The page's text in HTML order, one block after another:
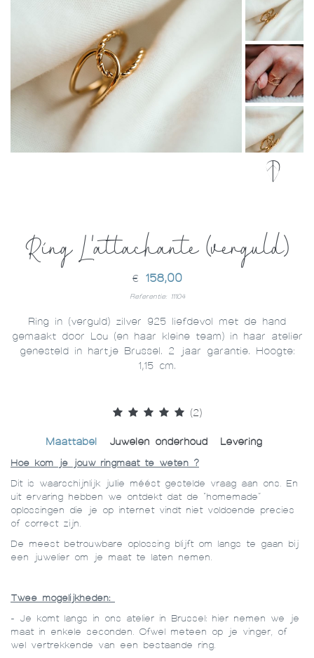
Ring L'attachante (verguld)
€ 158,00
Referentie: 11104
Ring in (verguld) zilver 925 liefdevol met de hand
gemaakt door Lou (en haar kleine team) in haar atelier
genesteld in hartje Brussel. 2 jaar garantie. Hoogte:
1,15 cm.
(2)
Maattabel Juwelen onderhoud Levering
Hoe kom je jouw ringmaat te weten ?
Dit is waarschijnlijk jullie méést gestelde vraag aan ons. En
uit ervaring hebben we ontdekt dat de “homemade”
oplossingen die je op internet vindt niet voldoende precies
of correct zijn.
De meest betrouwbare oplossing blijft om langs te gaan bij
een juwelier om je maat te laten nemen.
Twee mogelijkheden:
- Je komt langs in ons atelier in Brussel: hier nemen we je
maat in enkele seconden. Ofwel meteen op je vinger, of
wel vertrekkende van een bestaande ring.